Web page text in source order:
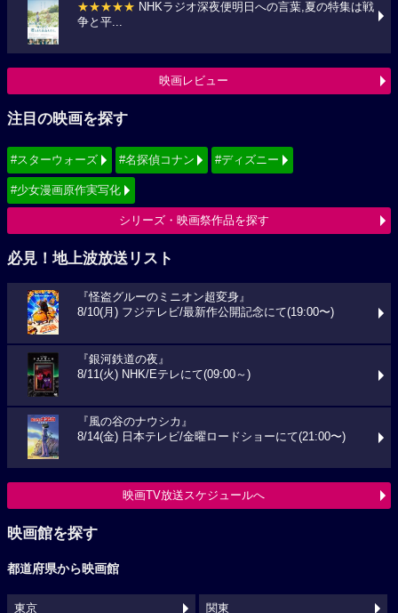
★★★★★ NHKラジオ深夜便明日への言葉,夏の特集は戦
争と平...
映画レビュー
注目の映画を探す
#スターウォーズ #名探偵コナン #ディズニー
#少女漫画原作実写化
シリーズ・映画祭作品を探す
必見！地上波放送リスト
『怪盗グルーのミニオン超変身』
8/10(月) フジテレビ/最新作公開記念にて(19:00〜)
『銀河鉄道の夜』
8/11(火) NHK/Eテレにて(09:00～)
『風の谷のナウシカ』
8/14(金) 日本テレビ/金曜ロードショーにて(21:00〜)
映画TV放送スケジュールへ
映画館を探す
都道府県から映画館
東京 関東